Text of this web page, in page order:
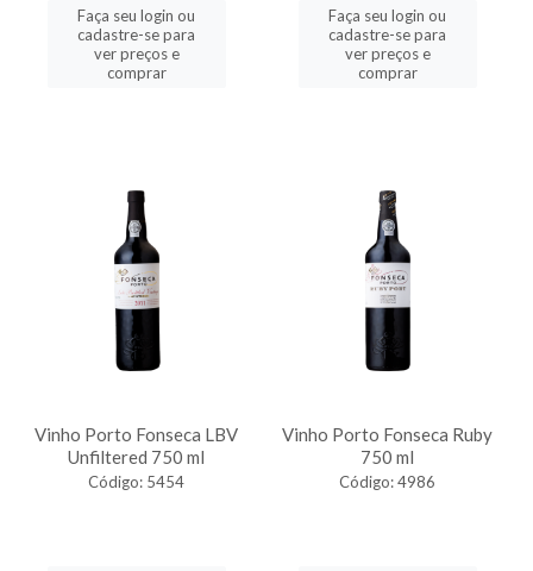
Faça seu login ou
cadastre-se para
ver preços e
comprar
Faça seu login ou
cadastre-se para
ver preços e
comprar
Vinho Porto Fonseca LBV
Unfiltered 750 ml
Código: 5454
Vinho Porto Fonseca Ruby
750 ml
Código: 4986